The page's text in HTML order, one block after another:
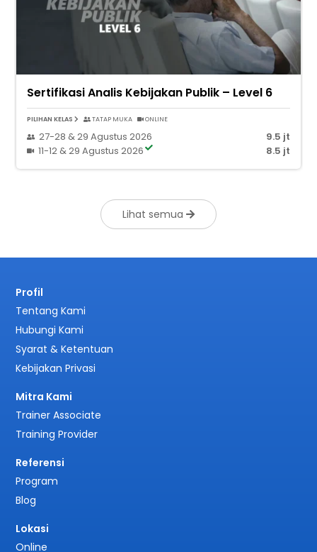
Sertifikasi Analis Kebijakan Publik – Level 6
PILIHAN KELAS TATAP MUKA ONLINE
27-28 & 29 Agustus 2026
9.5 jt
11-12 & 29 Agustus 2026
8.5 jt
Lihat semua
Profil
Tentang Kami
Hubungi Kami
Syarat & Ketentuan
Kebijakan Privasi
Mitra Kami
Trainer Associate
Training Provider
Referensi
Program
Blog
Lokasi
Online